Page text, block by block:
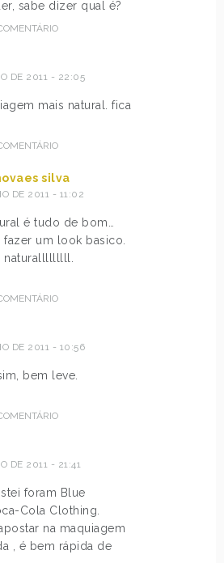
sabe dizer qual é?
DE 2011 - 22:05
mais natural. fica
silva
DE 2011 - 11:02
é tudo de bom…
fazer um look basico.
DE 2011 - 10:56
bem leve.
DE 2011 - 21:41
foram Blue
Cola Clothing.
na maquiagem
, é bem rápida de